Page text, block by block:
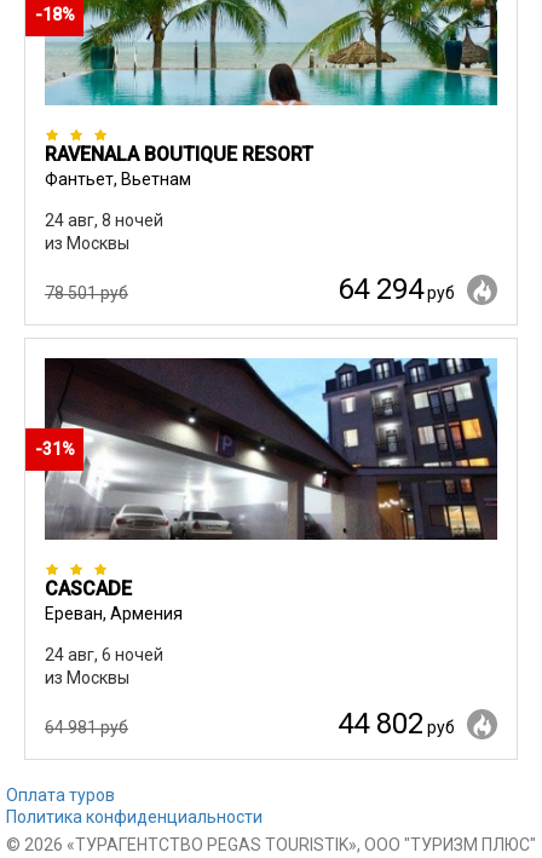
-18%
RAVENALA BOUTIQUE RESORT
Фантьет, Вьетнам
24 авг, 8 ночей
из Москвы
78 501 руб 64 294руб
-31%
CASCADE
Ереван, Армения
24 авг, 6 ночей
из Москвы
64 981 руб 44 802 руб
Оплата туров
Политика конфиденциальности
© 2026 «ТУРАГЕНТСТВО PEGAS TOURISTIK», ООО "ТУРИЗМ ПЛЮС"